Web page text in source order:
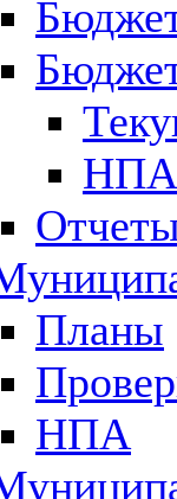
НПА
Планы
НПА